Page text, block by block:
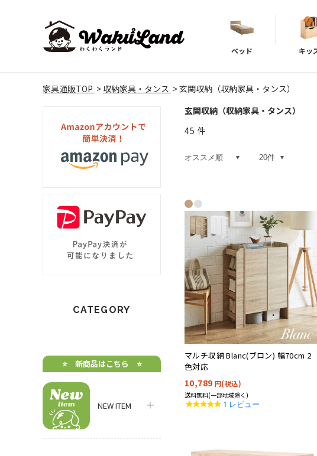
ベッド キッ
家具通販TOP 収納家具・タンス 玄関収納（収納家具・タンス）
CATEGORY
⭐️ 新商品はこちら ⭐️
NEW ITEM
玄関収納（収納家具・タンス）
45 件
マルチ収納 Blanc(ブロン) 幅70cm 2
色対応
10,789 円(税込)
送料無料(一部地域除く)
5.0
1 レビュー